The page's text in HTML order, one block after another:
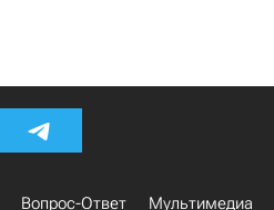
Вопрос-Ответ Мультимедиа